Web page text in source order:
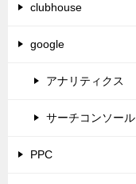
clubhouse
google
アナリティクス
サーチコンソール
PPC